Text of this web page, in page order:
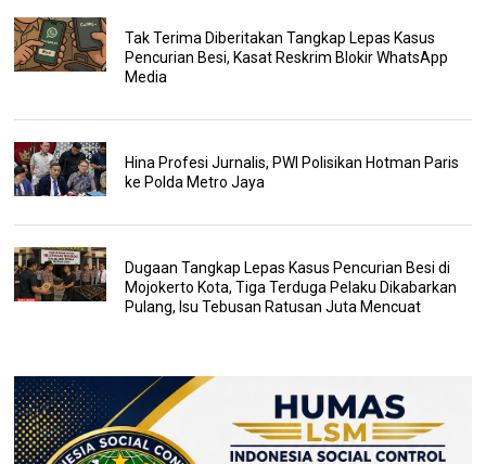
Tak Terima Diberitakan Tangkap Lepas Kasus
Pencurian Besi, Kasat Reskrim Blokir WhatsApp
Media
Hina Profesi Jurnalis, PWI Polisikan Hotman Paris
ke Polda Metro Jaya
Dugaan Tangkap Lepas Kasus Pencurian Besi di
Mojokerto Kota, Tiga Terduga Pelaku Dikabarkan
Pulang, Isu Tebusan Ratusan Juta Mencuat